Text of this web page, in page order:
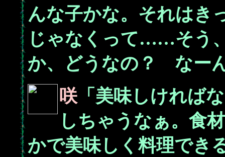
んな子かな。それはき
じゃなくって……そう
か、どうなの？ なー
咲 「美味しければ
しちゃうなぁ。食
かで美味しく料理でき